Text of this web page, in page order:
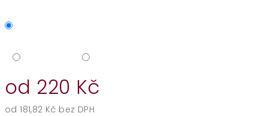
od 220 Kč
od181,82 Kč bez DPH